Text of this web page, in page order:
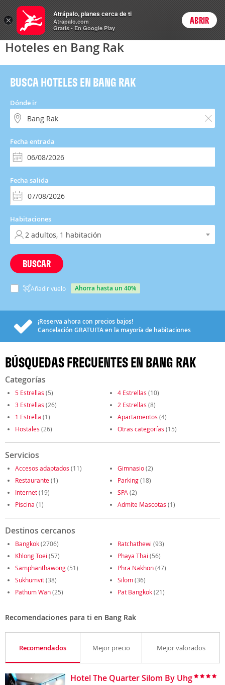
Hoteles Login
Hoteles en Bang Rak
BUSCA HOTELES EN BANG RAK
Dónde ir
Fecha entrada
Fecha salida
Habitaciones
BUSCAR
Añadir vuelo ahorra hasta un 40%
¡Reserva ahora con precios bajos!
Cancelación GRATUITAen la mayoría de habitaciones
BÚSQUEDAS FRECUENTES EN BANG RAK
Categorías
5 Estrellas (5) 4 Estrellas (10)
3 Estrellas (26) 2 Estrellas (8)
1 Estrella (1) Apartamentos (4)
Hostales (26) Otras categorías (15)
Servicios
Accesos adaptados (11) Gimnasio(2)
Restaurante(1) Parking(18)
Internet(19) SPA (2)
Piscina (1) Admite Mascotas (1)
Destinos cercanos
Bangkok(2706) Ratchathewi (93)
Khlong Toei (57) Phaya Thai (56)
Samphanthawong(51) Phra Nakhon(47)
Sukhumvit(38) Silom(36)
Pathum Wan(25) Pat Bangkok(21)
Recomendaciones para ti en Bang Rak
Recomendados Mejor precio Mejor valorados
Hotel The Quarter Silom By Uhg
×
Atrápalo, planes cerca de ti
Atrapalo.com
Gratis - En Google Play
ABRIR